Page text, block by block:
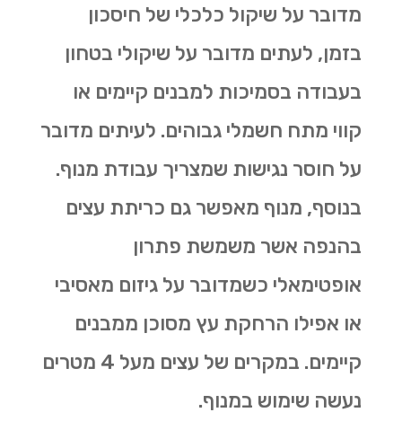
מדובר על שיקול כלכלי של חיסכון
בזמן, לעתים מדובר על שיקולי בטחון
בעבודה בסמיכות למבנים קיימים או
קווי מתח חשמלי גבוהים. לעיתים מדובר
על חוסר נגישות שמצריך עבודת מנוף.
בנוסף, מנוף מאפשר גם כריתת עצים
בהנפה אשר משמשת פתרון
אופטימאלי כשמדובר על גיזום מאסיבי
או אפילו הרחקת עץ מסוכן ממבנים
קיימים. במקרים של עצים מעל 4 מטרים
נעשה שימוש במנוף.